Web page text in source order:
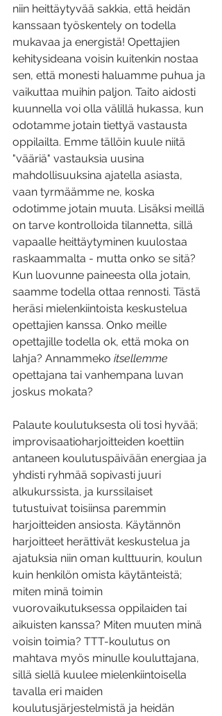
niin heittäytyvää sakkia, että heidän
kanssaan työskentely on todella
mukavaa ja energistä! Opettajien
kehitysideana voisin kuitenkin nostaa
sen, että monesti haluamme puhua ja
vaikuttaa muihin paljon. Taito aidosti
kuunnella voi olla välillä hukassa, kun
odotamme jotain tiettyä vastausta
oppilailta. Emme tällöin kuule niitä
"vääriä" vastauksia uusina
mahdollisuuksina ajatella asiasta,
vaan tyrmäämme ne, koska
odotimme jotain muuta. Lisäksi meillä
on tarve kontrolloida tilannetta, sillä
vapaalle heittäytyminen kuulostaa
raskaammalta - mutta onko se sitä?
Kun luovunne paineesta olla jotain,
saamme todella ottaa rennosti. Tästä
heräsi mielenkiintoista keskustelua
opettajien kanssa. Onko meille
opettajille todella ok, että moka on
lahja? Annammeko itsellemme
opettajana tai vanhempana luvan
joskus mokata?
Palaute koulutuksesta oli tosi hyvää;
improvisaatioharjoitteiden koettiin
antaneen koulutuspäivään energiaa ja
yhdisti ryhmää sopivasti juuri
alkukurssista, ja kurssilaiset
tutustuivat toisiinsa paremmin
harjoitteiden ansiosta. Käytännön
harjoitteet herättivät keskustelua ja
ajatuksia niin oman kulttuurin, koulun
kuin henkilön omista käytänteistä;
miten minä toimin
vuorovaikutuksessa oppilaiden tai
aikuisten kanssa? Miten muuten minä
voisin toimia? TTT-koulutus on
mahtava myös minulle kouluttajana,
sillä siellä kuulee mielenkiintoisella
tavalla eri maiden
koulutusjärjestelmistä ja heidän